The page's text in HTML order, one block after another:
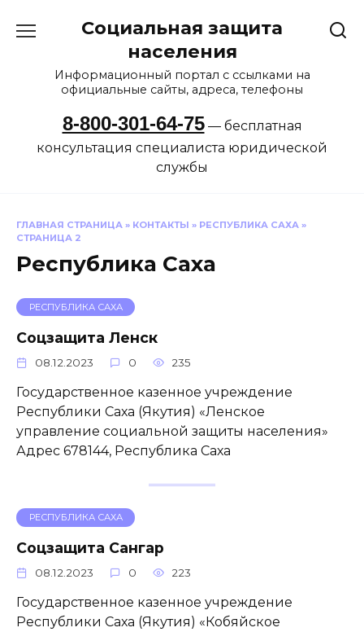
Социальная защита
населения
Информационный портал с ссылками на
официальные сайты, адреса, телефоны
8-800-301-64-75— бесплатная
консультация специалиста юридической
службы
ГЛАВНАЯ СТРАНИЦА » КОНТАКТЫ » РЕСПУБЛИКА САХА »
СТРАНИЦА 2
Республика Саха
РЕСПУБЛИКА САХА
Соцзащита Ленск
08.12.2023 0 235
Государственное казенное учреждение
Республики Саха (Якутия) «Ленское
управление социальной защиты населения»
Адрес 678144, Республика Саха
РЕСПУБЛИКА САХА
Соцзащита Сангар
08.12.2023 0 223
Государственное казенное учреждение
Республики Саха (Якутия) «Кобяйское